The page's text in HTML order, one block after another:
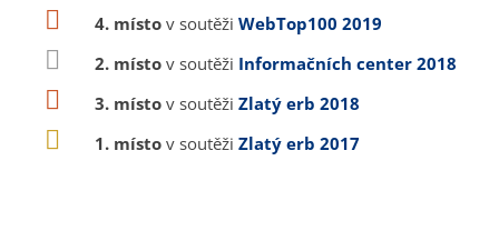
4. místo v soutěži WebTop100 2019
2. místo v soutěži Informačních center 2018
3. místo v soutěži Zlatý erb 2018
1. místo v soutěži Zlatý erb 2017